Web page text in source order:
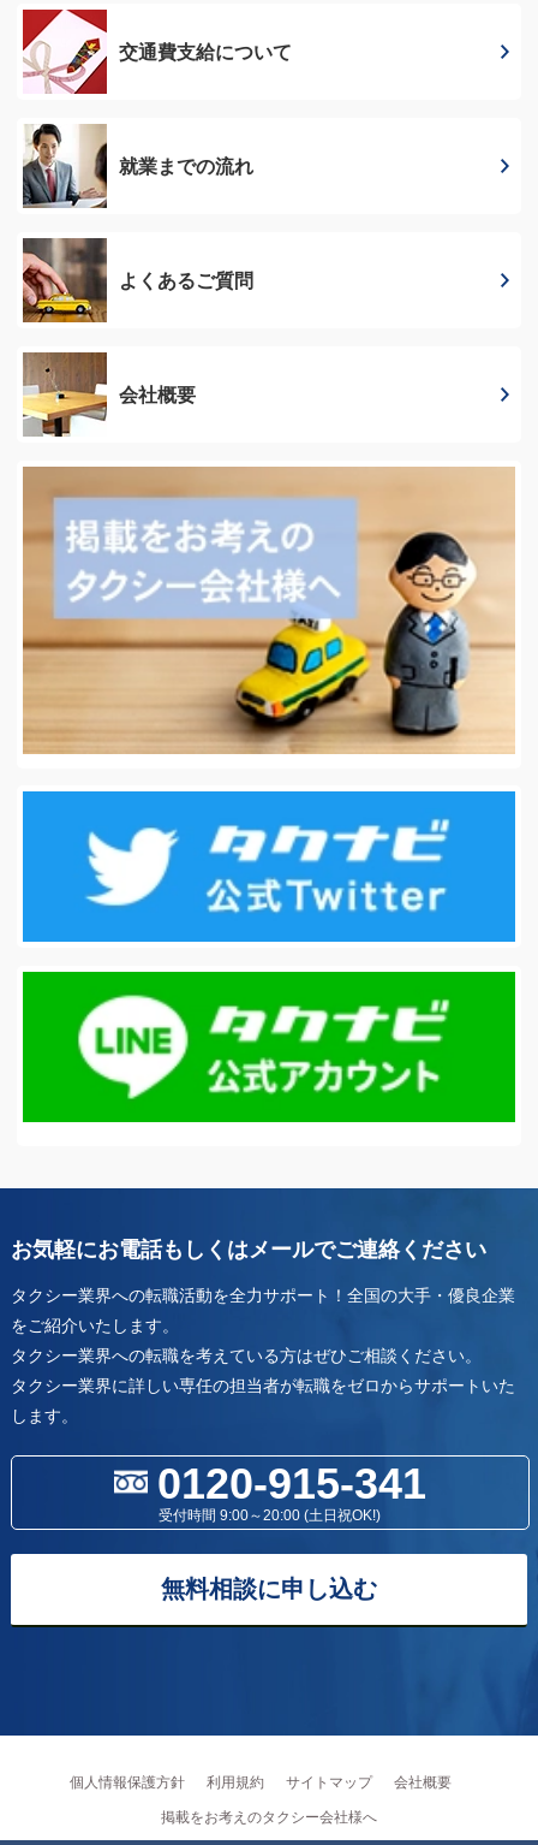
交通費支給について
就業までの流れ
よくあるご質問
会社概要
お気軽にお電話もしくはメールでご連絡ください
タクシー業界への転職活動を全力サポート！全国の大手・優良企業
をご紹介いたします。
タクシー業界への転職を考えている方はぜひご相談ください。
タクシー業界に詳しい専任の担当者が転職をゼロからサポートいた
します。
0120-915-341
受付時間 9:00～20:00 (土日祝OK!)
無料相談に申し込む
個人情報保護方針 利用規約 サイトマップ 会社概要
掲載をお考えのタクシー会社様へ